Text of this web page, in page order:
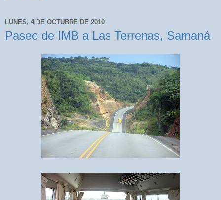
LUNES, 4 DE OCTUBRE DE 2010
Paseo de IMB a Las Terrenas, Samaná